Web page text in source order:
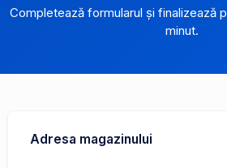
Completează formularul și finalizează
minut.
Adresa magazinului